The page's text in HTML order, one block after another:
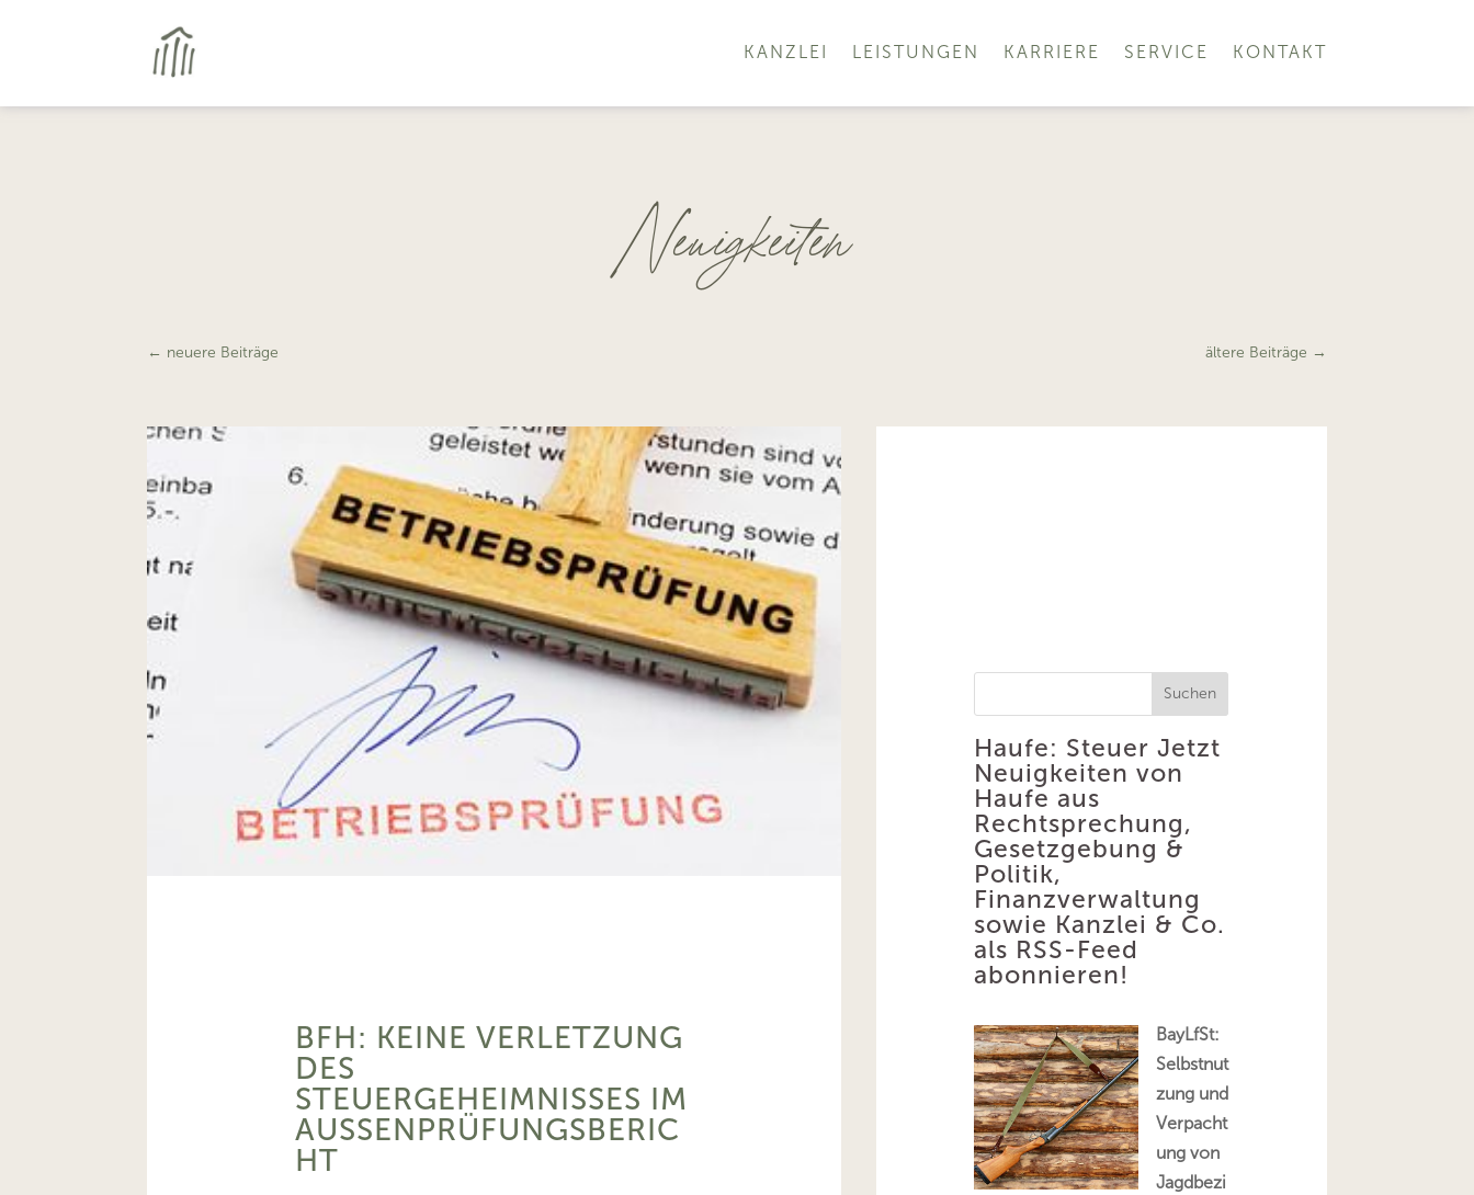
KANZLEI LEISTUNGEN KARRIERE SERVICE KONTAKT
Neuigkeiten
← neuere Beiträge ältere Beiträge →
BFH: KEINE VERLETZUNG
DES
STEUERGEHEIMNISSES IM
AUSSENPRÜFUNGSBERICH
T
Suchen
Haufe: Steuer Jetzt
Neuigkeiten von
Haufe aus
Rechtsprechung,
Gesetzgebung &
Politik,
Finanzverwaltung
sowie Kanzlei & Co.
als RSS-Feed
abonnieren!
BayLfSt:
Selbstnut
zung und
Verpacht
ung von
Jagdbezi